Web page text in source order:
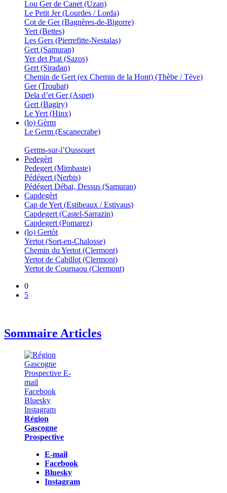
Lou Ger de Canet (Uzan)
Le Petit Jer (Lourdes / Lorda)
Cot de Ger (Bagnères-de-Bigorre)
Yert (Bettes)
Les Gers (Pierrefitte-Nestalas)
Gert (Samuran)
Yer det Prat (Sazos)
Gert (Siradan)
Chemin de Gert (ex Chemin de la Hont) (Thèbe / Tève)
Ger (Troubat)
Dela d’et Ger (Aspet)
Gert (Bagiry)
Le Yert (Hinx)
(lo) Gèrm
Le Germ (Escanecrabe)
Germs-sur-l’Oussouet
Pedegèrt
Pedegert (Mimbaste)
Pédégert (Nerbis)
Pédégert Débat, Dessus (Samuran)
Capdegèrt
Cap de Yert (Estibeaux / Estivaus)
Capdegert (Castel-Sarrazin)
Capdegert (Pomarez)
(lo) Gertòt
Yertot (Sort-en-Chalosse)
Chemin du Yertot (Clermont)
Yertot de Cabillot (Clermont)
Yertot de Cournaou (Clermont)
0
5
Sommaire Articles
Région
Gascogne
Prospective
E-mail
Facebook
Bluesky
Instagram